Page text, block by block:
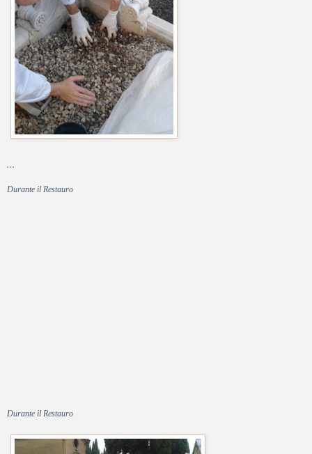
Durante il Restauro
Durante il Restauro